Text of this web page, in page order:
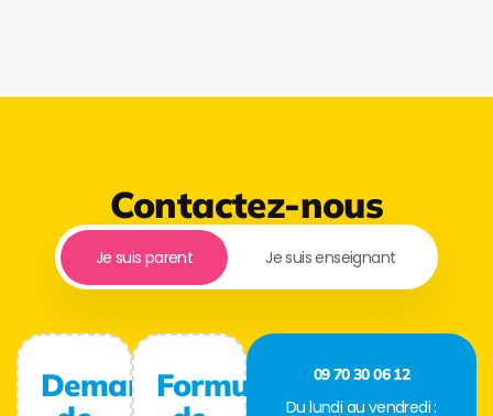
Contactez-nous
Je suis parent Je suis enseignant
DemandeFormulaire
09 70 30 06 12
Du lundi au vendredi :